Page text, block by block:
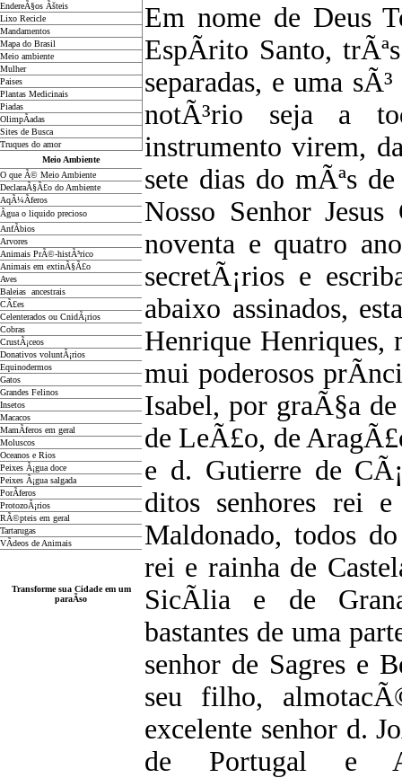
EndereÃ§os Ãšteis
Lixo Recicle
Mandamentos
Mapa do Brasil
Meio ambiente
Mulher
Paises
Plantas Medicinais
Piadas
OlimpÃ­adas
Sites de Busca
Truques do amor
Meio Ambiente
O que Ã© Meio Ambiente
DeclaraÃ§Ã£o do Ambiente
AqÃ¼Ã­feros
Ãgua o liquido precioso
AnfÃ­bios
Arvores
Animais PrÃ©-histÃ³rico
Animais em extinÃ§Ã£o
Aves
Baleias ancestrais
CÃ£es
Celenterados ou CnidÃ¡rios
Cobras
CrustÃ¡ceos
Donativos voluntÃ¡rios
Equinodermos
Gatos
Grandes Felinos
Insetos
Macacos
MamÃ­feros em geral
Moluscos
Oceanos e Rios
Peixes Ã¡gua doce
Peixes Ã¡gua salgada
PorÃ­feros
ProtozoÃ¡rios
RÃ©pteis em geral
Tartarugas
VÃ­deos de Animais
Transforme sua Cidade em um
paraÃ­so
Em nome de Deus
EspÃ­rito Santo,
separadas, e uma
notÃ³rio seja a
instrumento virem,
sete dias do mÃªs
Nosso Senhor
noventa e quatro
secretÃ¡rios e
abaixo assinados,
Henrique Henriques,
mui poderosos
Isabel, por graÃ§a
de LeÃ£o, de
e d. Gutierre de
ditos senhores rei
Maldonado, todos
rei e rainha de
SicÃ­lia e de
bastantes de uma
senhor de Sagres e
seu filho,
excelente senhor d.
de Portugal e